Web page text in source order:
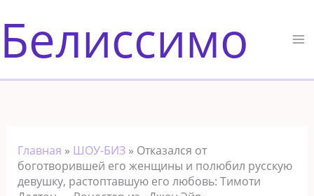
к
содержимому
Белиссимо
Главная » ШОУ-БИЗ» Отказался от
боготворившей его женщины и полюбил русскую
девушку, растоптавшую его любовь: Тимоти